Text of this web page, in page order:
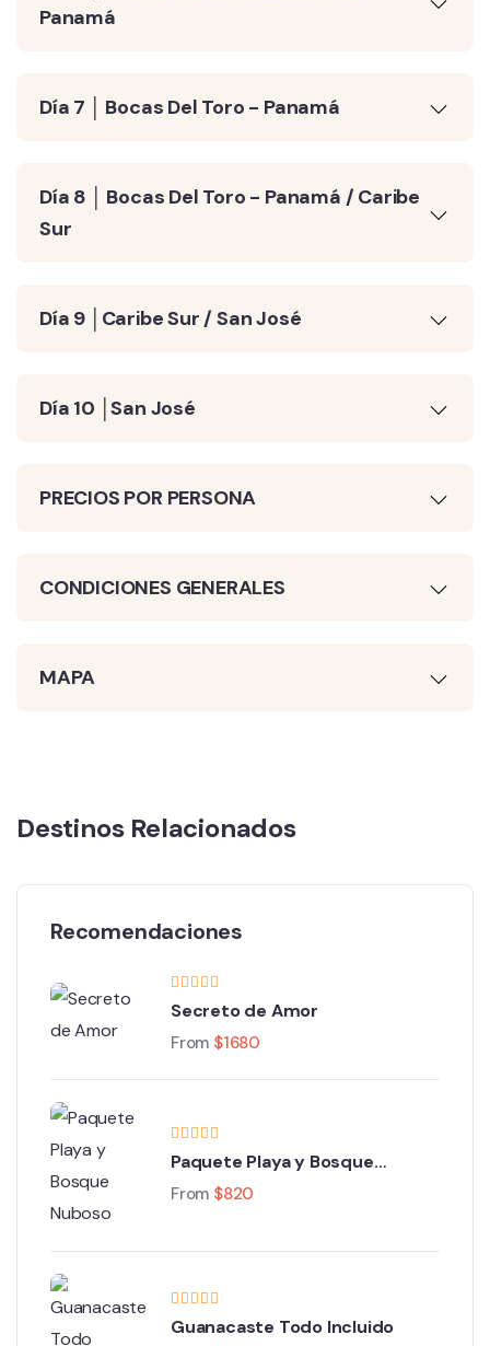
Panamá
Día 7 │ Bocas Del Toro - Panamá
Día 8 │ Bocas Del Toro - Panamá / Caribe
Sur
Día 9 │Caribe Sur / San José
Día 10 │San José
PRECIOS POR PERSONA
CONDICIONES GENERALES
MAPA
Destinos Relacionados
Recomendaciones
Secreto de Amor
From $1680
Paquete Playa y Bosque
Nuboso
From $820
Guanacaste Todo Incluido